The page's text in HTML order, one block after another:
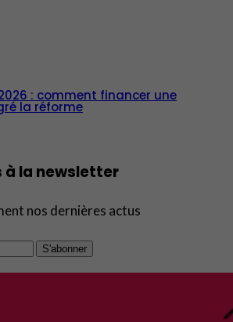
: comment financer une
la réforme
la newsletter
nos dernières actus
S'abonner